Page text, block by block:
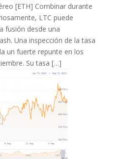
[ETH] Combinar durante
LTC puede
fusión desde una
Una inspección de la tasa
un fuerte repunte en los
Su tasa […]